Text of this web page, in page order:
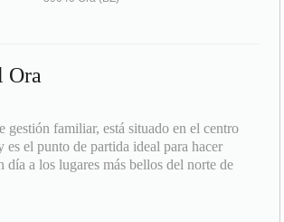
Ora
gestión familiar, está situado en el centro
es el punto de partida ideal para hacer
día a los lugares más bellos del norte de